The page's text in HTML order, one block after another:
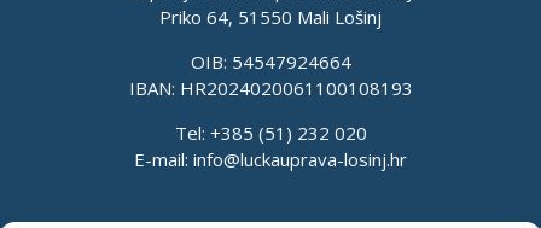
Priko 64, 51550 Mali Lošinj
OIB: 54547924664
IBAN: HR2024020061100108193
Tel: +385 (51) 232 020
E-mail: info@luckauprava-losinj.hr